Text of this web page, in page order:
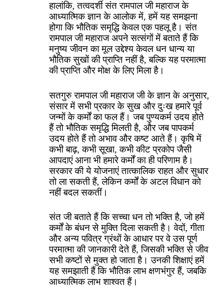
हालांकि, तत्वदर्शी संत रामपाल जी महाराज के
आध्यात्मिक ज्ञान के आलोक में, हमें यह समझना
होगा कि भौतिक समृद्धि केवल एक पहलू है। संत
रामपाल जी महाराज अपने सत्संगों में बताते हैं कि
मनुष्य जीवन का मूल उद्देश्य केवल धन धान्य या
भौतिक सुखों की प्राप्ति नहीं है, बल्कि यह परमात्मा
की प्राप्ति और मोक्ष के लिए मिला है।
सतगुरु रामपाल जी महाराज जी के ज्ञान के अनुसार,
संसार में सभी प्रकार के सुख और दुःख हमारे पूर्व
जन्मों के कर्मों का फल हैं। जब पुण्यकर्म उदय होते
हैं तो भौतिक समृद्धि मिलती है, और जब पापकर्म
उदय होते हैं तो अभाव और कष्ट आते हैं। कृषि में
कभी बाढ़, कभी सूखा, कभी कीट प्रकोप जैसी
आपदाएं आना भी हमारे कर्मों का ही परिणाम है।
सरकार की ये योजनाएं तात्कालिक राहत और सुधार
तो ला सकती हैं, लेकिन कर्मों के अटल विधान को
नहीं बदल सकतीं।
संत जी बताते हैं कि सच्चा धन तो भक्ति है, जो हमें
कर्मों के बंधन से मुक्ति दिला सकती है। वेदों, गीता
और अन्य पवित्र ग्रंथों के आधार पर वे उस पूर्ण
परमात्मा की जानकारी देते हैं, जिसकी भक्ति से जीव
सभी कष्टों से मुक्त हो जाता है। उनकी शिक्षाएं हमें
यह समझाती हैं कि भौतिक लाभ क्षणभंगुर हैं, जबकि
आध्यात्मिक लाभ शाश्वत हैं।